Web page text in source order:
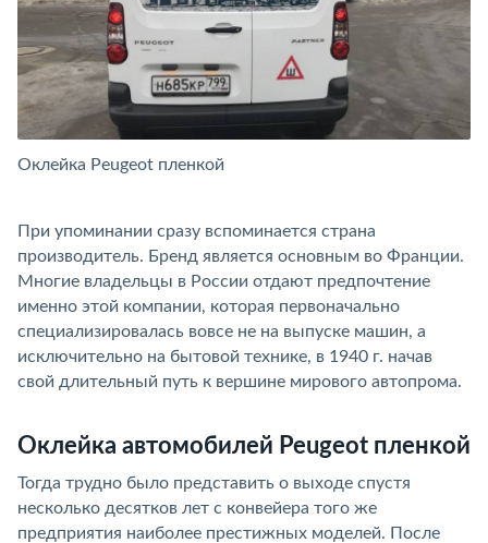
Оклейка Peugeot пленкой
При упоминании сразу вспоминается страна
производитель. Бренд является основным во Франции.
Многие владельцы в России отдают предпочтение
именно этой компании, которая первоначально
специализировалась вовсе не на выпуске машин, а
исключительно на бытовой технике, в 1940 г. начав
свой длительный путь к вершине мирового автопрома.
Оклейка автомобилей Peugeot пленкой
Тогда трудно было представить о выходе спустя
несколько десятков лет с конвейера того же
предприятия наиболее престижных моделей. После